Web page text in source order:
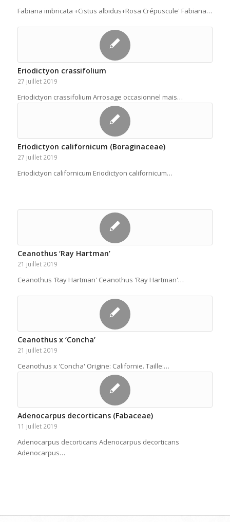
Fabiana imbricata +Cistus albidus+Rosa Crépuscule' Fabiana…
Eriodictyon crassifolium
27 juillet 2019
Eriodictyon crassifolium Arrosage occasionnel mais…
Eriodictyon californicum (Boraginaceae)
27 juillet 2019
Eriodictyon californicum Eriodictyon californicum…
Ceanothus ‘Ray Hartman’
21 juillet 2019
Ceanothus 'Ray Hartman' Ceanothus 'Ray Hartman'…
Ceanothus x ‘Concha’
21 juillet 2019
Ceanothus x 'Concha' Origine: Californie. Taille:…
Adenocarpus decorticans (Fabaceae)
11 juillet 2019
Adenocarpus decorticans Adenocarpus decorticans
Adenocarpus…